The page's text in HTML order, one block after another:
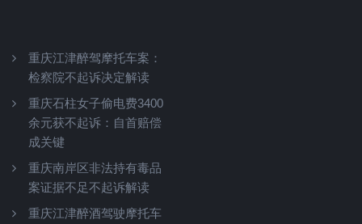
重庆江津醉驾摩托车案：
检察院不起诉决定解读
重庆石柱女子偷电费3400
余元获不起诉：自首赔偿
成关键
重庆南岸区非法持有毒品
案证据不足不起诉解读
重庆江津醉酒驾驶摩托车